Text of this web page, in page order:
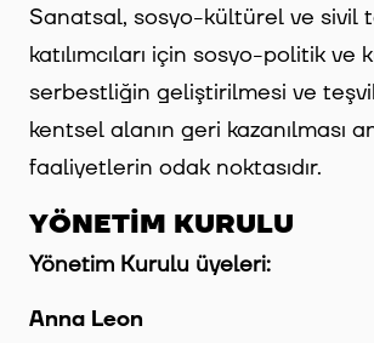
Sanatsal, sosyo-kültürel ve sivil
katılımcıları için sosyo-politik ve
serbestliğin geliştirilmesi ve
kentsel alanın geri kazanılması
faaliyetlerin odak noktasıdır.
YÖNETİM KURULU
Yönetim Kurulu üyeleri:
Anna Leon